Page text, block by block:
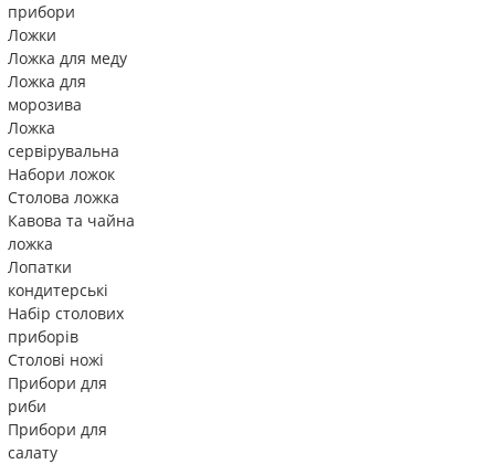
прибори
Ложки
Ложка для меду
Ложка для
морозива
Ложка
сервірувальна
Набори ложок
Столова ложка
Кавова та чайна
ложка
Лопатки
кондитерські
Набір столових
приборів
Столові ножі
Прибори для
риби
Прибори для
салату